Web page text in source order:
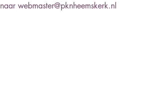
webmaster@pknheemskerk.nl